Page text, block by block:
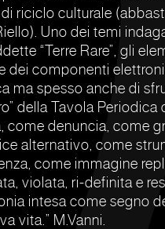
riciclo culturale
Uno dei temi
“Terre Rare”, gli
dei componenti
ma spesso anche di
della Tavola
come denuncia, come
alternativo, come
come immagine
violata, ri-definita e
intesa come segno
vita.” M.Vanni.